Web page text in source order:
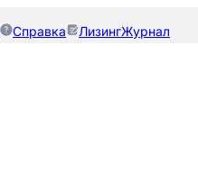
Справка ЛизингЖурнал